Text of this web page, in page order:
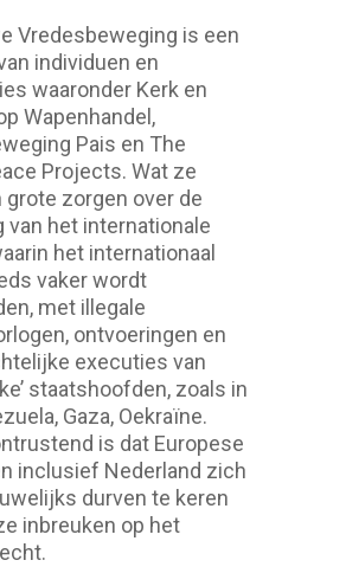
Vredesbeweging is een
individuen en
waaronder Kerk en
Wapenhandel,
Pais en The
Projects. Wat ze
grote zorgen over de
van het internationale
het internationaal
vaker wordt
met illegale
ontvoeringen en
executies van
staatshoofden, zoals in
Gaza, Oekraïne.
is dat Europese
inclusief Nederland zich
durven te keren
inbreuken op het